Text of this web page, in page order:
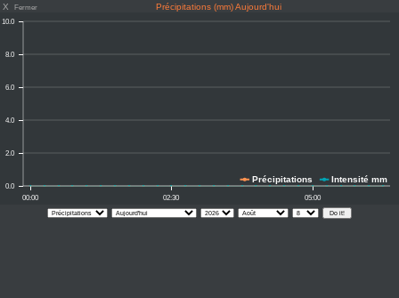
X Fermer Précipitations (mm) Aujourd'hui